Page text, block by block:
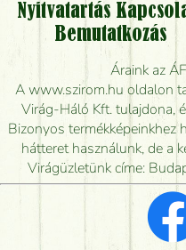
Vidékre is
Meddig rendelhetek
Mennyire gyorsan
mikor tudják
Vörös rózsát
Milyen visszajelzést
Nyitvatartás
Bemutatkozás
Áraink az
A www.szirom.hu oldalon
Virág-Háló Kft. tulajdona,
Bizonyos
hátteret használunk, de a
Virágüzletünk címe: